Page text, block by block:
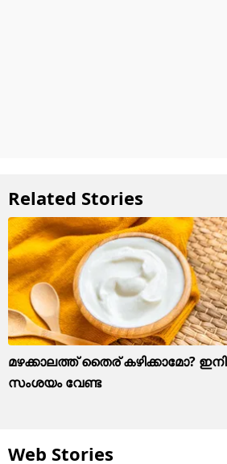
Related Stories
മഴക്കാലത്ത് തൈര് കഴിക്കാമോ? ഇനി
സംശയം വേണ്ട
Web Stories